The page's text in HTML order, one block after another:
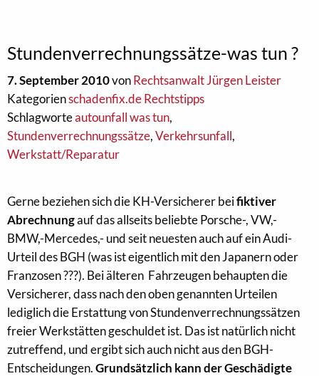
Stundenverrechnungssätze-was tun ?
7. September 2010vonRechtsanwalt Jürgen Leister
Kategorienschadenfix.de Rechtstipps
Schlagworteautounfall was tun,
Stundenverrechnungssätze,Verkehrsunfall,
Werkstatt/Reparatur
Gerne beziehen sich die KH-Versicherer beifiktiver
Abrechnungauf das allseits beliebte Porsche-, VW,-
BMW,-Mercedes,- und seit neuesten auch auf ein Audi-
Urteil des BGH (was ist eigentlich mit den Japanern oder
Franzosen ???). Bei älteren Fahrzeugen behaupten die
Versicherer, dass nach den oben genannten Urteilen
lediglich die Erstattung von Stundenverrechnungssätzen
freier Werkstätten geschuldet ist. Das ist natürlich nicht
zutreffend, und ergibt sich auch nicht aus den BGH-
Entscheidungen.Grundsätzlich kann der Geschädigte